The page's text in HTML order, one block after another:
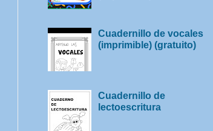
Cuadernillo de vocales
(imprimible) (gratuito)
Cuadernillo de
lectoescritura